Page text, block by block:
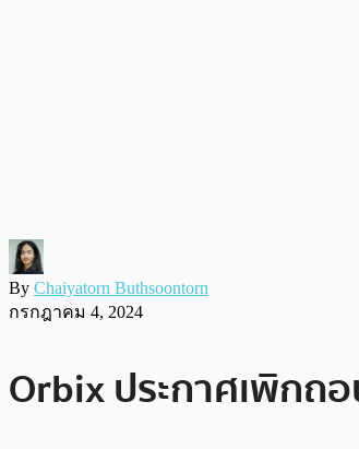
By Chaiyatorn Buthsoontorn
กรกฎาคม 4, 2024
Orbix ประกาศเพิกถ